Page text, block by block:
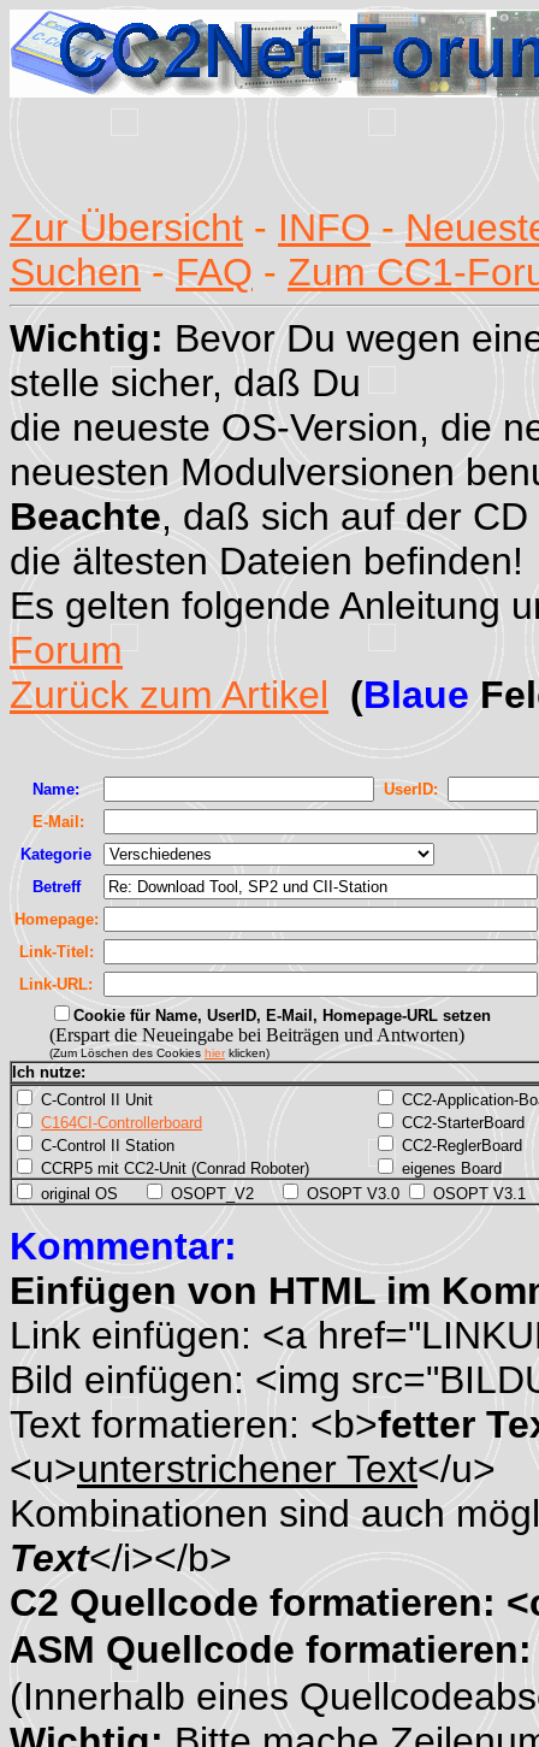
Zur Übersicht - INFO -
Suchen - FAQ - Zum CC1-
Wichtig: Bevor Du wegen
stelle sicher, daß Du
die neueste OS-Version, die
neuesten Modulversionen
Beachte, daß sich auf der
die ältesten Dateien befinden!
Es gelten folgende Anleitung
Forum
Zurück zum Artikel (Blaue
Name:
UserID:
E-Mail:
Kategorie
Betreff
Homepage:
Link-Titel:
Link-URL:
Cookie für Name, UserID, E-Mail, Homepage-URL setzen
(Erspart die Neueingabe bei Beiträgen und Antworten)
(Zum Löschen des Cookies hierklicken)
Ich nutze:
C-Control II Unit
C164CI-Controllerboard
C-Control II Station
CCRP5 mit CC2-Unit (Conrad Roboter)
CC2-Application-
CC2-StarterBoard
CC2-ReglerBoard
eigenes Board
original OS
OSOPT_V2 OSOPT V3.0 OSOPT V3.1
Kommentar:
Einfügen von HTML im
Link einfügen: <a
Bild einfügen: <img
Text formatieren: <b>fetter
<u>unterstrichener Text</u>
Kombinationen sind auch
Text</i></b>
C2 Quellcode formatieren:
ASM Quellcode formatieren:
(Innerhalb eines